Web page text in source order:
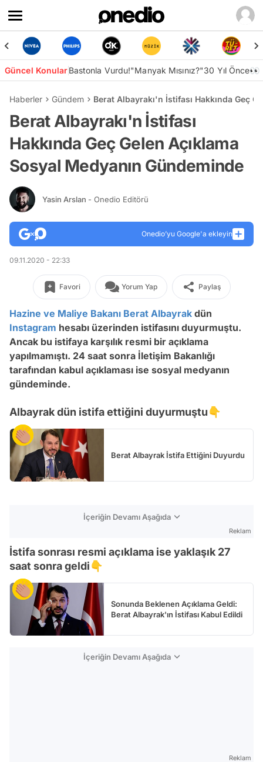
Güncel KonularBastonla Vurdu!"Manyak Mısınız?"30 Yıl Önce👀
Haberler Gündem Berat Albayrakı'n İstifası Hakkında Geç
Berat Albayrakı'n İstifası
Hakkında Geç Gelen Açıklama
Sosyal Medyanın Gündeminde
Yasin Arslan - Onedio Editörü
Onedio’yu Google'a ekleyin
09.11.2020 - 22:33
Favori Yorum Yap Paylaş
Hazine ve Maliye Bakanı Berat Albayrak dün
Instagram hesabı üzerinden istifasını duyurmuştu.
Ancak bu istifaya karşılık resmi bir açıklama
yapılmamıştı. 24 saat sonra İletişim Bakanlığı
tarafından kabul açıklaması ise sosyal medyanın
gündeminde.
Albayrak dün istifa ettiğini duyurmuştu👇
Berat Albayrak İstifa Ettiğini Duyurdu
İçeriğin Devamı Aşağıda
Reklam
İstifa sonrası resmi açıklama ise yaklaşık 27
saat sonra geldi👇
Sonunda Beklenen Açıklama Geldi:
Berat Albayrak'ın İstifası Kabul Edildi
İçeriğin Devamı Aşağıda
Reklam